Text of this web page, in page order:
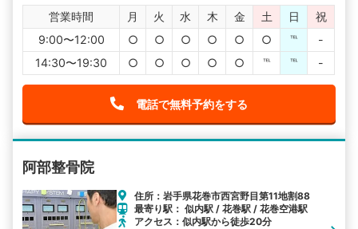
本当にありがとうございます。
営業時間 月 火 水 木 金 土 日
祝
9:00〜12:00
○ ○ ○ ○ ○ ○ ℡
-
14:30〜19:30
○ ○ ○ ○ ○ ℡ ℡ -
電話で無料予約をする
阿部整骨院
住所：岩手県花巻市西宮野目第11地割88
最寄り駅： 似内駅 / 花巻駅 / 花巻空港駅
アクセス：似内駅から徒歩20分